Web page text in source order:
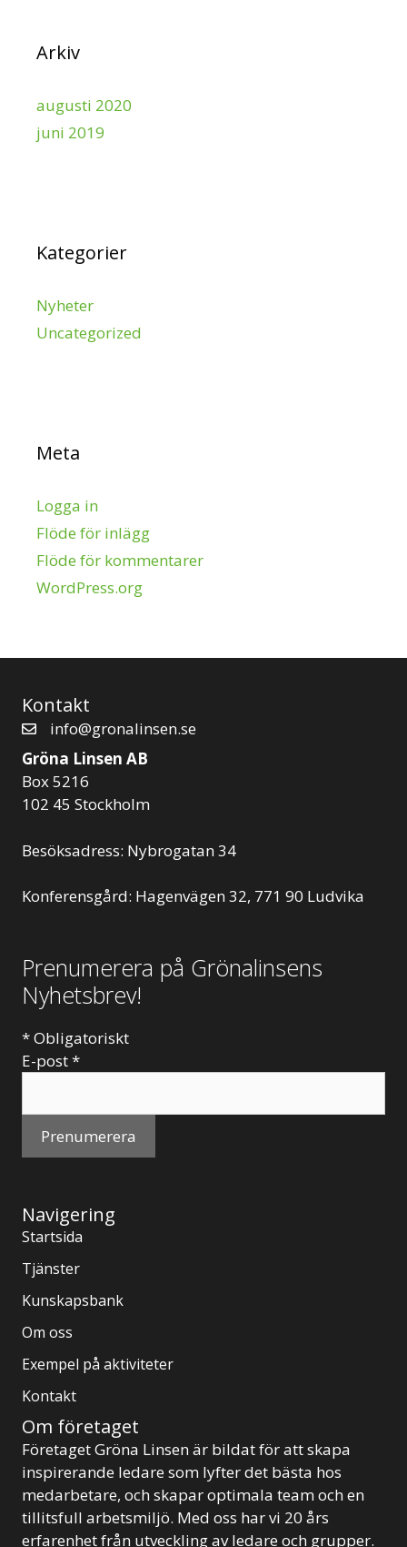
Arkiv
augusti 2020
juni 2019
Kategorier
Nyheter
Uncategorized
Meta
Logga in
Flöde för inlägg
Flöde för kommentarer
WordPress.org
Kontakt
info@gronalinsen.se
Gröna Linsen AB
Box 5216
102 45 Stockholm
Besöksadress: Nybrogatan 34
Konferensgård: Hagenvägen 32, 771 90 Ludvika
Prenumerera på Grönalinsens
Nyhetsbrev!
*Obligatoriskt
E-post*
Navigering
Startsida
Tjänster
Kunskapsbank
Om oss
Exempel på aktiviteter
Kontakt
Om företaget
Företaget Gröna Linsen är bildat för att skapa
inspirerande ledare som lyfter det bästa hos
medarbetare, och skapar optimala team och en
tillitsfull arbetsmiljö. Med oss har vi 20 års
erfarenhet från utveckling av ledare och grupper.